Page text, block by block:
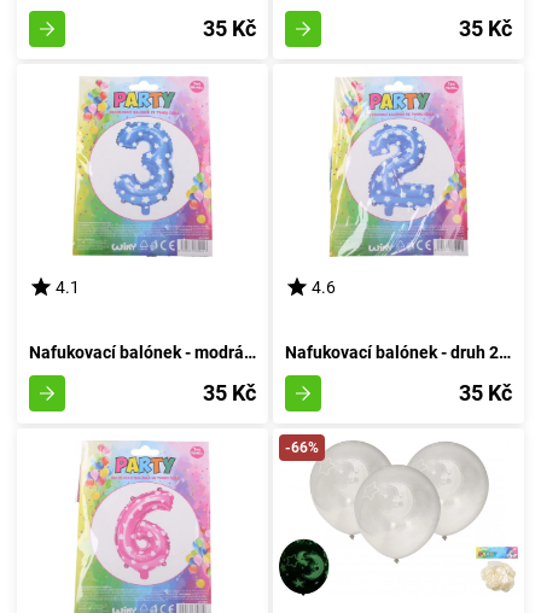
35 Kč 35 Kč
4.1
Nafukovací balónek - modrá velikost 3
35 Kč
4.6
Nafukovací balónek - druh 2 azurový
35 Kč
-66%